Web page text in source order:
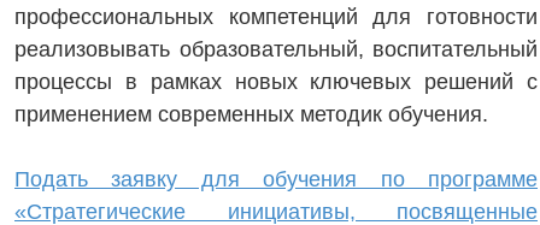
профессиональных компетенций для готовности
реализовывать образовательный, воспитательный
процессы в рамках новых ключевых решений с
применением современных методик обучения.
Подать заявку для обучения по программе
«Стратегические инициативы, посвященные